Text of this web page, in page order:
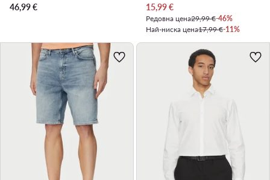
46,99€
Актуална цена
15,99€
Редовна цена29,99 €-46%
Най-ниска цена17,99 €-11%